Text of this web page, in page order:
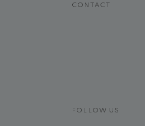
CONTACT
FOLLOW US